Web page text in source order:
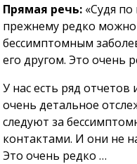
Прямая речь: «Судя
прежнему редко можно
бессимптомным
его другом. Это очень
У нас есть ряд
очень детальное
следуют за
контактами. И они не
Это очень редко …